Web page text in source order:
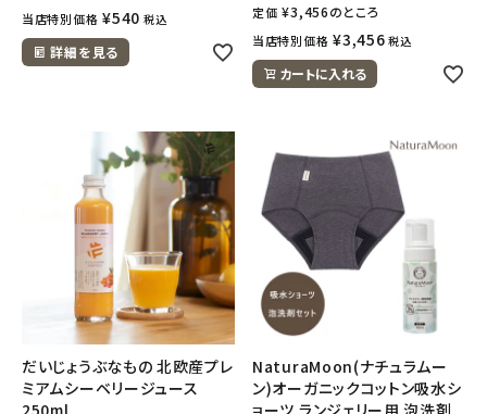
当店特別価格 ¥540 税込
詳細を見る
定価 ¥3,456のところ
当店特別価格 ¥3,456 税込
カートに入れる
だいじょうぶなもの 北欧産プレ
ミアムシーベリージュース
250ml
NaturaMoon(ナチュラムー
ン)オーガニックコットン吸水シ
ョーツ ランジェリー用 泡洗剤